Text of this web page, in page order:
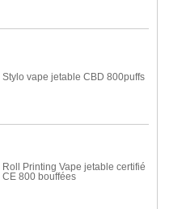
Stylo vape jetable CBD 800puffs
Roll Printing Vape jetable certifié
CE 800 bouffées